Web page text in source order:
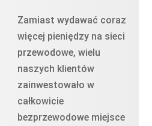
Zamiast wydawać coraz
więcej pieniędzy na sieci
przewodowe, wielu
naszych klientów
zainwestowało w
całkowicie
bezprzewodowe miejsce